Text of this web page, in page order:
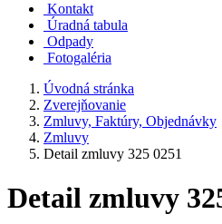
Kontakt
Úradná tabula
Odpady
Fotogaléria
Úvodná stránka
Zverejňovanie
Zmluvy, Faktúry, Objednávky
Zmluvy
Detail zmluvy 325 0251
Detail zmluvy